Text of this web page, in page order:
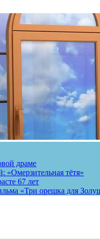
драме
«Омерзительная тётя»
67 лет
«Три орешка для